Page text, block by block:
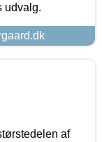
udvalg.
af